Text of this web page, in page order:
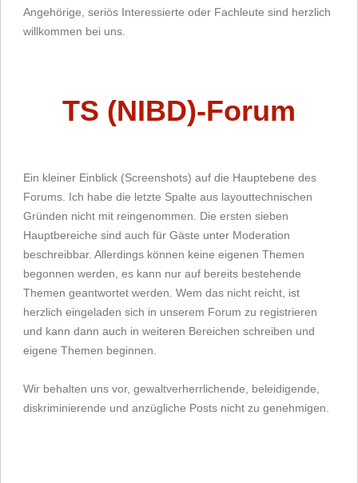
Angehörige, seriös Interessierte oder Fachleute sind herzlich
willkommen bei uns.
TS (NIBD)-Forum
Ein kleiner Einblick (Screenshots) auf die Hauptebene des
Forums. Ich habe die letzte Spalte aus layouttechnischen
Gründen nicht mit reingenommen. Die ersten sieben
Hauptbereiche sind auch für Gäste unter Moderation
beschreibbar. Allerdings können keine eigenen Themen
begonnen werden, es kann nur auf bereits bestehende
Themen geantwortet werden. Wem das nicht reicht, ist
herzlich eingeladen sich in unserem Forum zu registrieren
und kann dann auch in weiteren Bereichen schreiben und
eigene Themen beginnen.
Wir behalten uns vor, gewaltverherrlichende, beleidigende,
diskriminierende und anzügliche Posts nicht zu genehmigen.